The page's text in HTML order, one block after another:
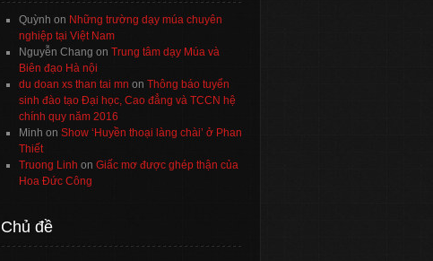
Quỳnh on Những trường dạy múa chuyên
nghiệp tại Việt Nam
Nguyễn Chang on Trung tâm dạy Múa và
Biên đạo Hà nội
du doan xs than tai mn on Thông báo tuyển
sinh đào tạo Đại học, Cao đẳng và TCCN hệ
chính quy năm 2016
Minh on Show ‘Huyền thoại làng chài’ ở Phan
Thiết
Truong Linh on Giấc mơ được ghép thận của
Hoa Đức Công
Chủ đề